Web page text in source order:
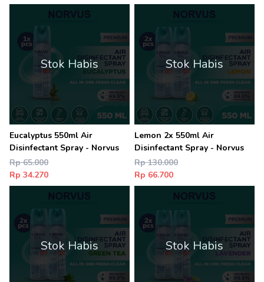
Stok Habis
Eucalyptus 550ml Air
Disinfectant Spray - Norvus
Rp 65.000
Rp 34.270
Stok Habis
Lemon 2x 550ml Air
Disinfectant Spray - Norvus
Rp 130.000
Rp 66.700
Stok Habis Stok Habis